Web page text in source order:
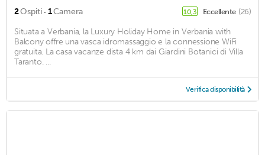
2Ospiti · 1Camera 10,3 Eccellente (26)
Situata a Verbania, la Luxury Holiday Home in Verbania with
Balcony offre una vasca idromassaggio e la connessione WiFi
gratuita. La casa vacanze dista 4 km dai Giardini Botanici di Villa
Taranto. ...
Verifica disponibilità